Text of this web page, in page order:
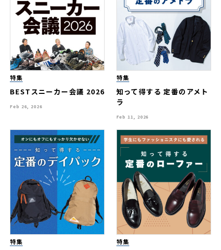
特集
BESTスニーカー会議 2026
Feb 26, 2026
特集
知って得する 定番のアメト
ラ
Feb 11, 2026
特集 特集